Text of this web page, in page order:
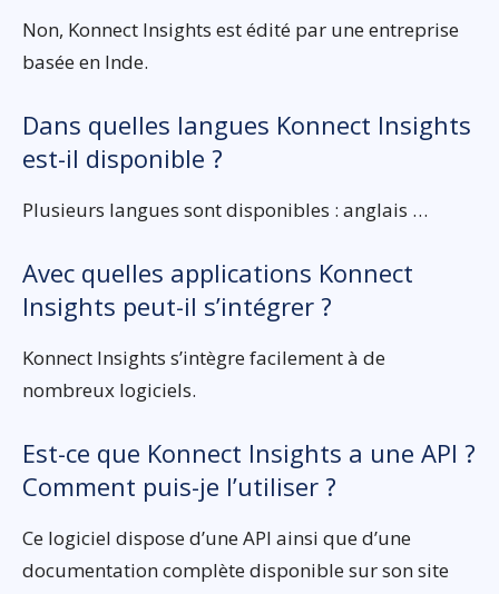
Non, Konnect Insights est édité par une entreprise
basée en Inde.
Dans quelles langues Konnect Insights
est-il disponible ?
Plusieurs langues sont disponibles : anglais …
Avec quelles applications Konnect
Insights peut-il s’intégrer ?
Konnect Insights s’intègre facilement à de
nombreux logiciels.
Est-ce que Konnect Insights a une API ?
Comment puis-je l’utiliser ?
Ce logiciel dispose d’une API ainsi que d’une
documentation complète disponible sur son site